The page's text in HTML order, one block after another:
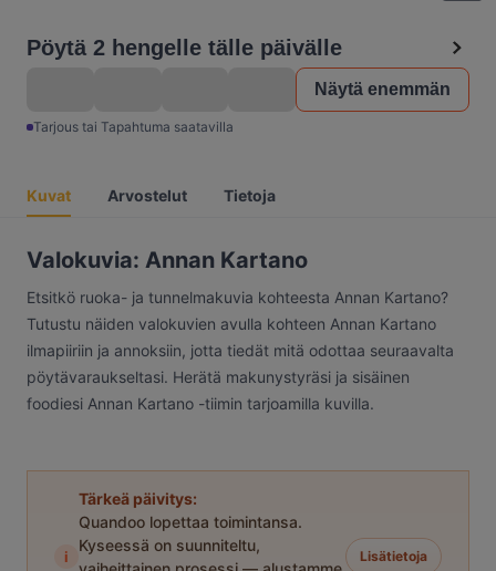
Pöytä 2 hengelle tälle päivälle
Näytä enemmän
Tarjous tai Tapahtuma saatavilla
Kuvat Arvostelut Tietoja
Valokuvia: Annan Kartano
Etsitkö ruoka- ja tunnelmakuvia kohteesta Annan Kartano?
Tutustu näiden valokuvien avulla kohteen Annan Kartano
ilmapiiriin ja annoksiin, jotta tiedät mitä odottaa seuraavalta
pöytävaraukseltasi. Herätä makunystyräsi ja sisäinen
foodiesi Annan Kartano -tiimin tarjoamilla kuvilla.
i
Tärkeä päivitys:
Quandoo lopettaa toimintansa.
Kyseessä on suunniteltu,
Lisätietoja